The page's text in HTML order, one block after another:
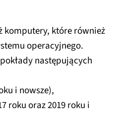
komputery, które również
operacyjnego.
następujących
i nowsze),
roku oraz 2019 roku i